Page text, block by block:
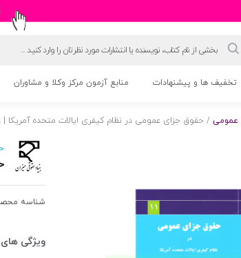
تخفیف ها و پیشنهادات منابع آزمون مرکز وکلا و مشاوران
عمومی / حقوق جزای عمومی در نظام کیفری ایالات متحده آمریکا |
شناسه